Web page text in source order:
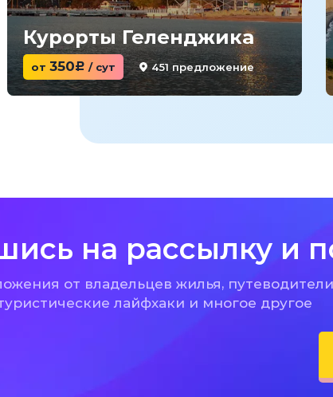
Курорты Геленджика
от 350c / сут 451 предложение
на рассылку и
от владельцев жилья,
лайфхаки и многое другое